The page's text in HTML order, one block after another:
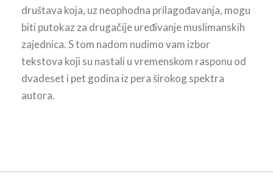
društava koja, uz neophodna prilagođavanja, mogu
biti putokaz za drugačije uređivanje muslimanskih
zajednica. S tom nadom nudimo vam izbor
tekstova koji su nastali u vremenskom rasponu od
dvadeset i pet godina iz pera širokog spektra
autora.